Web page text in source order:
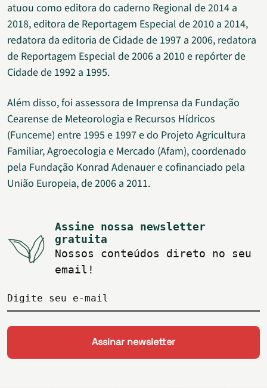
atuou como editora do caderno Regional de 2014 a
2018, editora de Reportagem Especial de 2010 a 2014,
redatora da editoria de Cidade de 1997 a 2006, redatora
de Reportagem Especial de 2006 a 2010 e repórter de
Cidade de 1992 a 1995.
Além disso, foi assessora de Imprensa da Fundação
Cearense de Meteorologia e Recursos Hídricos
(Funceme) entre 1995 e 1997 e do Projeto Agricultura
Familiar, Agroecologia e Mercado (Afam), coordenado
pela Fundação Konrad Adenauer e cofinanciado pela
União Europeia, de 2006 a 2011.
Assine nossa newsletter
gratuita
Nossos conteúdos direto no seu
email!
Digite seu e-mail